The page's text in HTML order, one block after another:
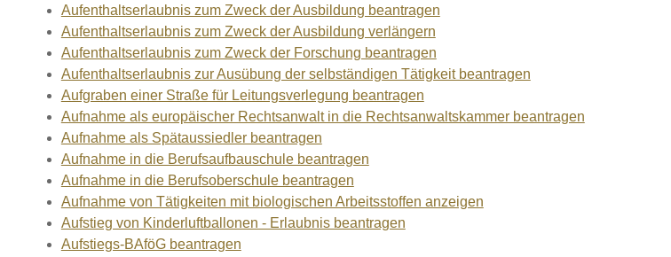
Aufenthaltserlaubnis zum Zweck der Ausbildung beantragen
Aufenthaltserlaubnis zum Zweck der Ausbildung verlängern
Aufenthaltserlaubnis zum Zweck der Forschung beantragen
Aufenthaltserlaubnis zur Ausübung der selbständigen Tätigkeit beantragen
Aufgraben einer Straße für Leitungsverlegung beantragen
Aufnahme als europäischer Rechtsanwalt in die Rechtsanwaltskammer beantragen
Aufnahme als Spätaussiedler beantragen
Aufnahme in die Berufsaufbauschule beantragen
Aufnahme in die Berufsoberschule beantragen
Aufnahme von Tätigkeiten mit biologischen Arbeitsstoffen anzeigen
Aufstieg von Kinderluftballonen - Erlaubnis beantragen
Aufstiegs-BAföG beantragen